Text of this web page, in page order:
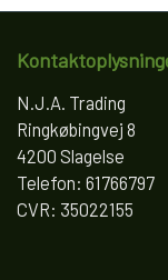
N.J.A. Trading
Ringkøbingvej 8
4200 Slagelse
Telefon: 61766797
CVR: 35022155